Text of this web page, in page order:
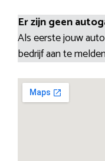
Er zijn geen
Als eerste jouw
bedrijf aan te